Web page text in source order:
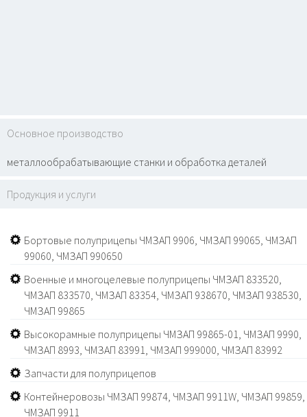
Основное производство
металлообрабатывающие станки и обработка деталей
Продукция и услуги
Бортовые полуприцепы ЧМЗАП 9906, ЧМЗАП 99065, ЧМЗАП
99060, ЧМЗАП 990650
Военные и многоцелевые полуприцепы ЧМЗАП 833520,
ЧМЗАП 833570, ЧМЗАП 83354, ЧМЗАП 938670, ЧМЗАП 938530,
ЧМЗАП 99865
Высокорамные полуприцепы ЧМЗАП 99865-01, ЧМЗАП 9990,
ЧМЗАП 8993, ЧМЗАП 83991, ЧМЗАП 999000, ЧМЗАП 83992
Запчасти для полуприцепов
Контейнеровозы ЧМЗАП 99874, ЧМЗАП 9911W, ЧМЗАП 99859,
ЧМЗАП 9911